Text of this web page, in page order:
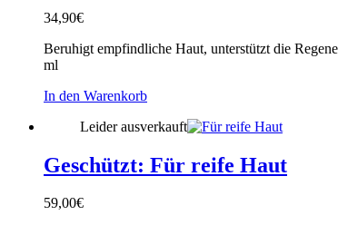
34,90€
Beruhigt empfindliche Haut, unterstützt die
ml
In den Warenkorb
Leider ausverkauft
Geschützt: Für reife Haut
59,00€